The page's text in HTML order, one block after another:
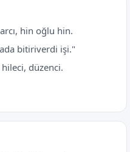
hin oğlu hin.
bitiriverdi işi."
hileci, düzenci.